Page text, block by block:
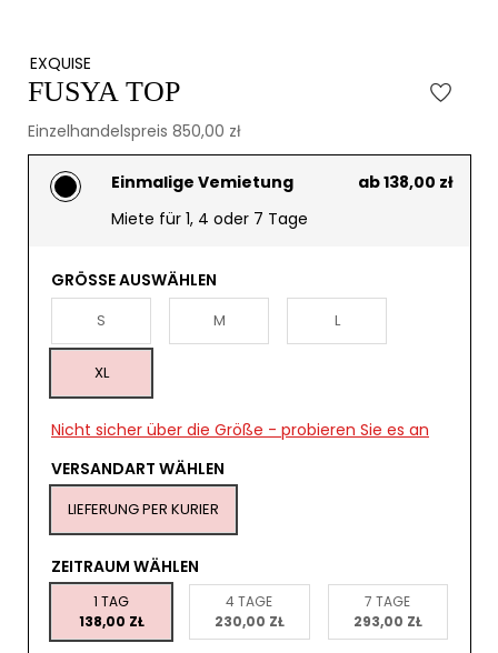
EXQUISE
FUSYA TOP
Einzelhandelspreis 850,00 zł
Einmalige Vemietung
ab 138,00 zł
Miete für 1, 4 oder 7 Tage
GRÖSSE AUSWÄHLEN
S M L
XL
Nicht sicher über die Größe - probieren Sie es an
VERSANDART WÄHLEN
LIEFERUNG PER KURIER
ZEITRAUM WÄHLEN
1 TAG
138,00 ZŁ
4 TAGE
230,00 ZŁ
7 TAGE
293,00 ZŁ